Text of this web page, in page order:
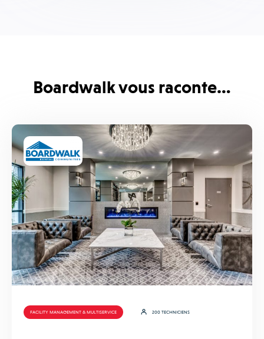
Boardwalk vous raconte…
FACILITY MANAGEMENT & MULTISERVICE 200 TECHNICIENS